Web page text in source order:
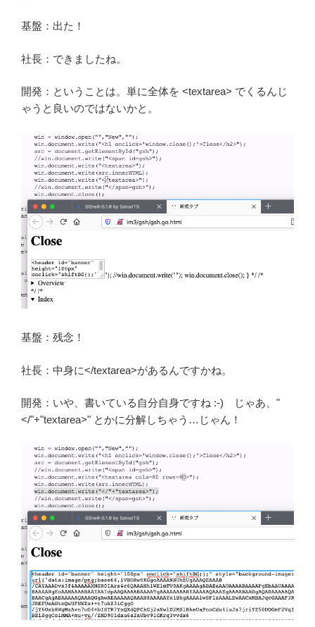
基盤：出た！
社長：できましたね。
開発：ということは。単に全体を <textarea> でくるんじ
ゃうと良いのではないかと。
基盤：残念！
社長：中身に</textarea>があるんですかね。
開発：いや、書いている自分自身ですね :-) じゃあ、"
</"+"textarea>" とかに分解しちゃう…じゃん！